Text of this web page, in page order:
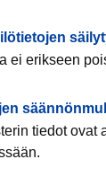
ei erikseen
tiedot ovat